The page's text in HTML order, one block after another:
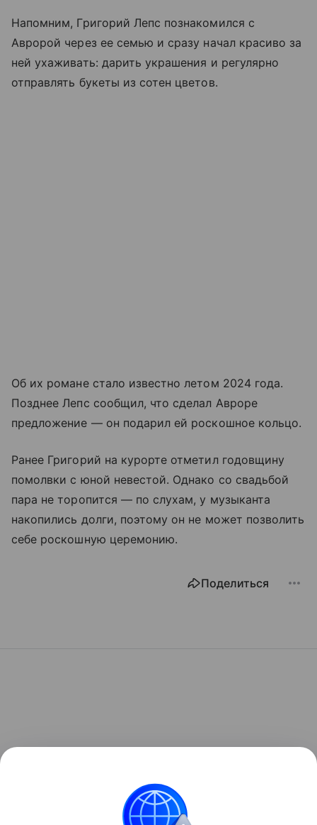
Напомним, Григорий Лепс познакомился с
Авророй через ее семью и сразу начал красиво за
ней ухаживать: дарить украшения и регулярно
отправлять букеты из сотен цветов.
Об их романе стало известно летом 2024 года.
Позднее Лепс сообщил, что сделал Авроре
предложение — он подарил ей роскошное кольцо.
Ранее Григорий на курорте отметил годовщину
помолвки с юной невестой. Однако со свадьбой
пара не торопится — по слухам, у музыканта
накопились долги, поэтому он не может позволить
себе роскошную церемонию.
Поделиться